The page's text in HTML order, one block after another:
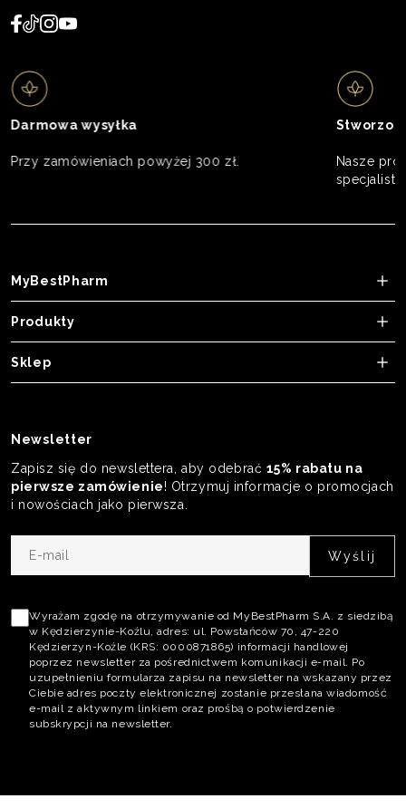
Darmowa wysyłka
Przy zamówieniach powyżej 300 zł.
Nasze
MyBestPharm
Produkty
Sklep
Newsletter
Zapisz się do newslettera, aby odebrać 15% rabatu na
pierwsze zamówienie! Otrzymuj informacje o promocjach
i nowościach jako pierwsza.
mail
polityki
prywatności
Wyrażam zgodę na otrzymywanie od MyBestPharm S.A. z siedzibą
w Kędzierzynie-Koźlu, adres: ul. Powstańców 70, 47-220
Kędzierzyn-Koźle (KRS: 0000871865) informacji handlowej
poprzez newsletter za pośrednictwem komunikacji e-mail. Po
uzupełnieniu formularza zapisu na newsletter na wskazany przez
Ciebie adres poczty elektronicznej zostanie przesłana wiadomość
e-mail z aktywnym linkiem oraz prośbą o potwierdzenie
subskrypcji na newsletter.